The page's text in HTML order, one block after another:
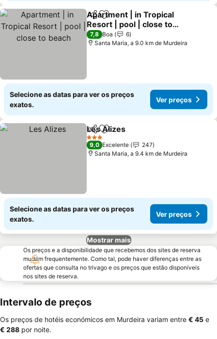
PartilharAdicionar aos favoritos
Apartment | in Tropical
Resort | pool | close to
beach
Ver preços
7,8 Boa
6
Santa Maria, a 9.0 km de Murdeira
Selecione as datas para ver os preços
exatos.
Ver preços
PartilharAdicionar aos favoritos
Les Alizes
3 Estrelas
9,0 Excelente
247
Santa Maria, a 9.4 km de Murdeira
Selecione as datas para ver os preços
exatos.
Ver preços
Mostrar mais
Os preços e a disponibilidade que recebemos dos sites de reserva
mudam frequentemente. Como tal, pode haver diferenças entre as
ofertas que consulta no trivago e os preços que estão disponíveis
nos sites de reserva.
Intervalo de preços
Os preços de hotéis económicos em Murdeira variam entre ‎€ 45 e
‎€ 288 por noite.